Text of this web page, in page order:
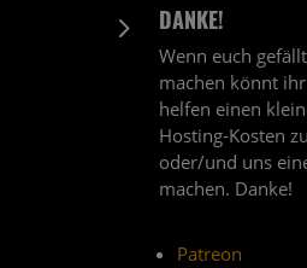
5 DANKE!
Wenn euch
machen könnt
helfen einen
Hosting-Kosten
oder/und uns
machen. Danke!
Patreon